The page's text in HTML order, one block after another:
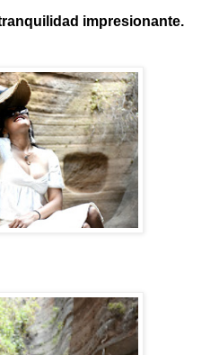
impresionante.